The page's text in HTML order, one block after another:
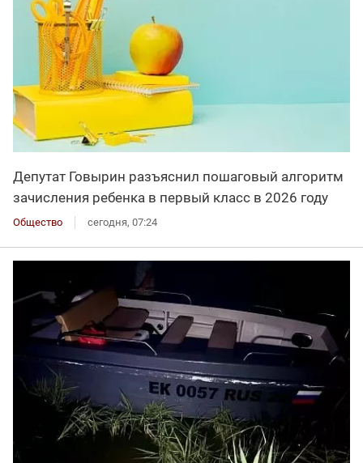
Депутат Говырин разъяснил пошаговый алгоритм
зачисления ребенка в первый класс в 2026 году
Общество сегодня, 07:24